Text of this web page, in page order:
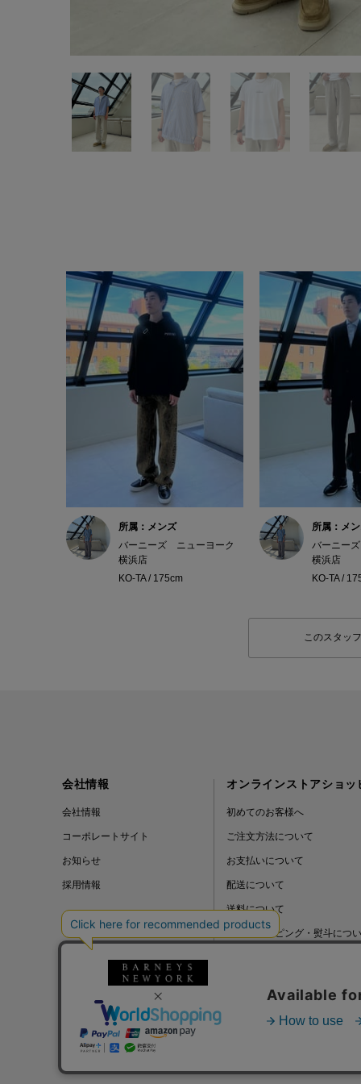
所属：メンズ
バーニーズ ニューヨーク
横浜店
KO-TA / 175cm
所属：メ
バーニー
横浜店
KO-TA /
このスタッ
会社情報
会社情報
コーポレートサイト
お知らせ
採用情報
オンラインストアショッ
初めてのお客様へ
ご注文方法について
お支払いについて
配送について
送料について
ギフトラッピング・熨斗につ